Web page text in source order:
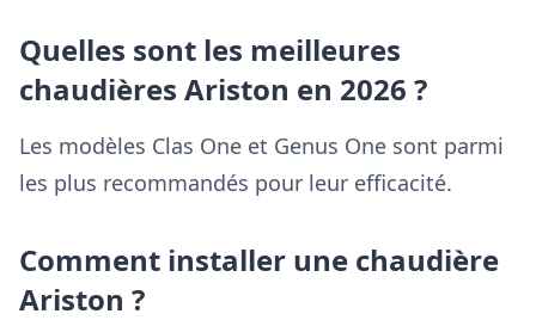
Quelles sont les meilleures
chaudières Ariston en 2026 ?
Les modèles Clas One et Genus One sont parmi
les plus recommandés pour leur efficacité.
Comment installer une chaudière
Ariston ?